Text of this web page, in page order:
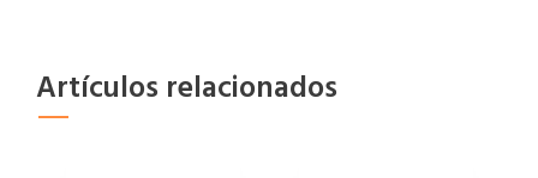
Artículos relacionados